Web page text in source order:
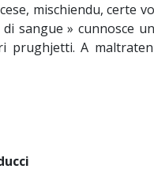
mischiendu, certe
sangue » cunnosce
prughjetti. A